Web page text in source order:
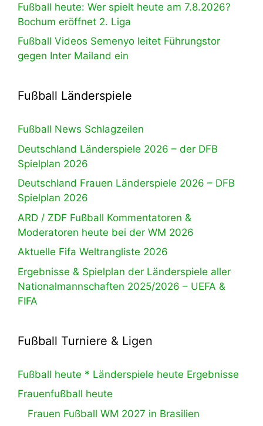
Fußball heute: Wer spielt heute am 7.8.2026?
Bochum eröffnet 2. Liga
Fußball Videos Semenyo leitet Führungstor
gegen Inter Mailand ein
Fußball Länderspiele
Fußball News Schlagzeilen
Deutschland Länderspiele 2026 – der DFB
Spielplan 2026
Deutschland Frauen Länderspiele 2026 – DFB
Spielplan 2026
ARD / ZDF Fußball Kommentatoren &
Moderatoren heute bei der WM 2026
Aktuelle Fifa Weltrangliste 2026
Ergebnisse & Spielplan der Länderspiele aller
Nationalmannschaften 2025/2026 – UEFA &
FIFA
Fußball Turniere & Ligen
Fußball heute * Länderspiele heute Ergebnisse
Frauenfußball heute
Frauen Fußball WM 2027 in Brasilien